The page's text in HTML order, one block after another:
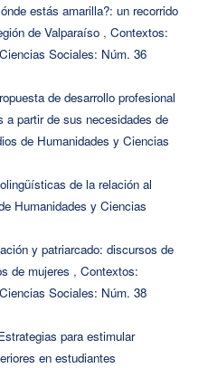
estás amarilla?: un recorrido
de Valparaíso , Contextos:
Sociales: Núm. 36
de desarrollo profesional
a partir de sus necesidades de
de Humanidades y Ciencias
de la relación al
Humanidades y Ciencias
y patriarcado: discursos de
de mujeres , Contextos:
Sociales: Núm. 38
para estimular
en estudiantes